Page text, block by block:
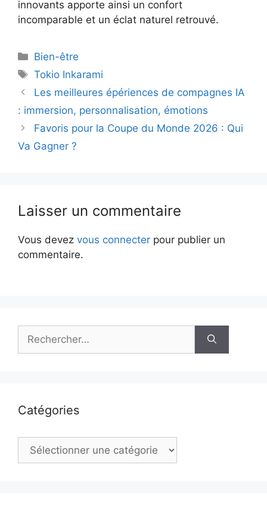
innovants apporte ainsi un confort
incomparable et un éclat naturel retrouvé.
Catégories
Bien-être
Étiquettes
Tokio Inkarami
Les meilleures épériences de compagnes IA
: immersion, personnalisation, émotions
Favoris pour la Coupe du Monde 2026 : Qui
Va Gagner ?
Laisser un commentaire
Vous devez vous connecter pour publier un
commentaire.
Catégories
Catégories